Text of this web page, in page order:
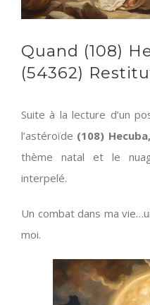
Quand (108)
(54362)
Suite à la lecture d’un
l’astéroïde (108)
thème natal et le
interpelé.
Un combat dans ma
moi.